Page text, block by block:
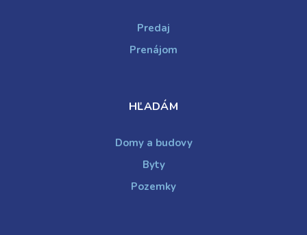
Predaj
Prenájom
HĽADÁM
Domy a budovy
Byty
Pozemky